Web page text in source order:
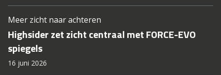
Meer zicht naar achteren
Highsider zet zicht centraal met FORCE-EVO
spiegels
16 juni 2026